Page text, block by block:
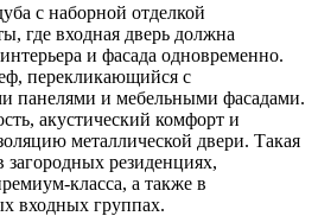
с наборной отделкой
где входная дверь должна
и фасада одновременно.
перекликающийся с
панелями и мебельными фасадами.
акустический комфорт и
металлической двери. Такая
загородных резиденциях,
класса, а также в
входных группах.